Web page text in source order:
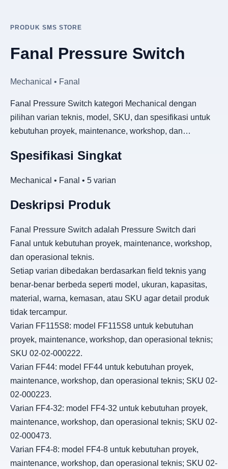
PRODUK SMS STORE
Fanal Pressure Switch
Mechanical • Fanal
Fanal Pressure Switch kategori Mechanical dengan
pilihan varian teknis, model, SKU, dan spesifikasi untuk
kebutuhan proyek, maintenance, workshop, dan…
Spesifikasi Singkat
Mechanical • Fanal • 5 varian
Deskripsi Produk
Fanal Pressure Switch adalah Pressure Switch dari
Fanal untuk kebutuhan proyek, maintenance, workshop,
dan operasional teknis.
Setiap varian dibedakan berdasarkan field teknis yang
benar-benar berbeda seperti model, ukuran, kapasitas,
material, warna, kemasan, atau SKU agar detail produk
tidak tercampur.
Varian FF115S8: model FF115S8 untuk kebutuhan
proyek, maintenance, workshop, dan operasional teknis;
SKU 02-02-000222.
Varian FF44: model FF44 untuk kebutuhan proyek,
maintenance, workshop, dan operasional teknis; SKU 02-
02-000223.
Varian FF4-32: model FF4-32 untuk kebutuhan proyek,
maintenance, workshop, dan operasional teknis; SKU 02-
02-000473.
Varian FF4-8: model FF4-8 untuk kebutuhan proyek,
maintenance, workshop, dan operasional teknis; SKU 02-